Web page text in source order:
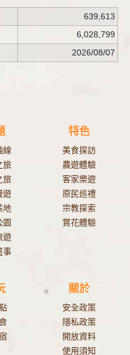
639,613
6,028,799
2026/08/07
線
旅
旅
遊
地
園
遊
事
特色
美食探訪
農遊體驗
客家樂遊
原民巡禮
宗教探索
賞花體驗
關於
安全政策
隱私政策
開放資料
使用須知